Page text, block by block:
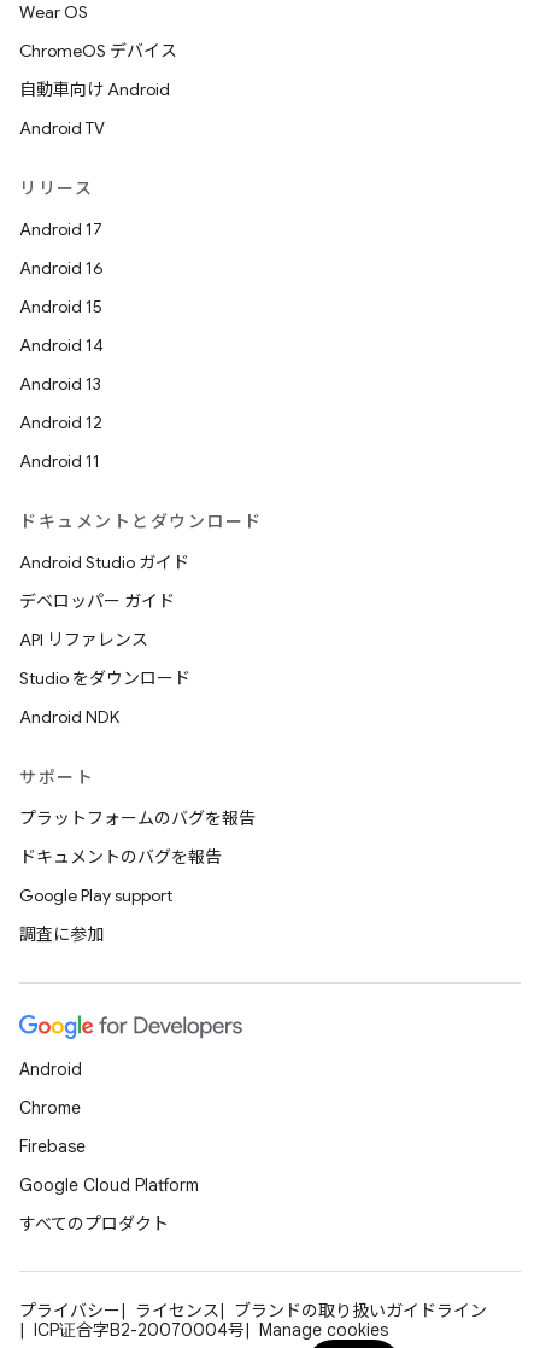
Wear OS
ChromeOS デバイス
自動車向け Android
Android TV
リリース
Android 17
Android 16
Android 15
Android 14
Android 13
Android 12
Android 11
ドキュメントとダウンロード
Android Studio ガイド
デベロッパー ガイド
API リファレンス
Studio をダウンロード
Android NDK
サポート
プラットフォームのバグを報告
ドキュメントのバグを報告
Google Play support
調査に参加
Android
Chrome
Firebase
Google Cloud Platform
すべてのプロダクト
プライバシー ライセンス
ブランドの取り扱いガイドライン
ICP证合字B2-20070004号
Manage cookies